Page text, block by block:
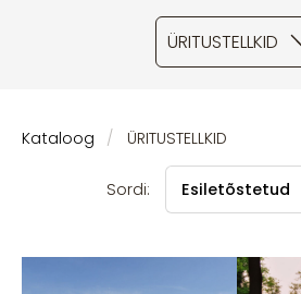
ÜRITUSTELLKID
Kataloog ÜRITUSTELLKID
Sordi: